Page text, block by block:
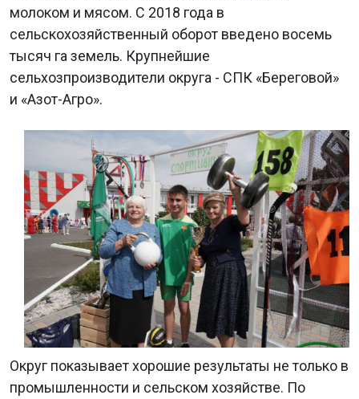
молоком и мясом. С 2018 года в
сельскохозяйственный оборот введено восемь
тысяч га земель. Крупнейшие
сельхозпроизводители округа - СПК «Береговой»
и «Азот-Агро».
Округ показывает хорошие результаты не только в
промышленности и сельском хозяйстве. По